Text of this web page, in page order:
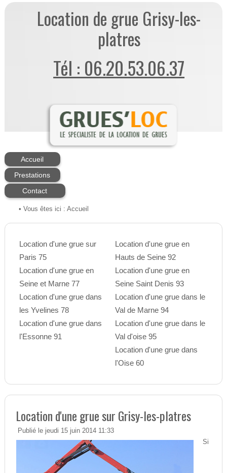
Location de grue Grisy-les-
platres
Tél : 06.20.53.06.37
Accueil
Prestations
Contact
• Vous êtes ici : Accueil
Location d'une grue sur
Paris 75
Location d'une grue en
Seine et Marne 77
Location d'une grue dans
les Yvelines 78
Location d'une grue dans
l'Essonne 91
Location d'une grue en
Hauts de Seine 92
Location d'une grue en
Seine Saint Denis 93
Location d'une grue dans le
Val de Marne 94
Location d'une grue dans le
Val d'oise 95
Location d'une grue dans
l'Oise 60
Location d'une grue sur Grisy-les-platres
Publié le jeudi 15 juin 2014 11:33
Si